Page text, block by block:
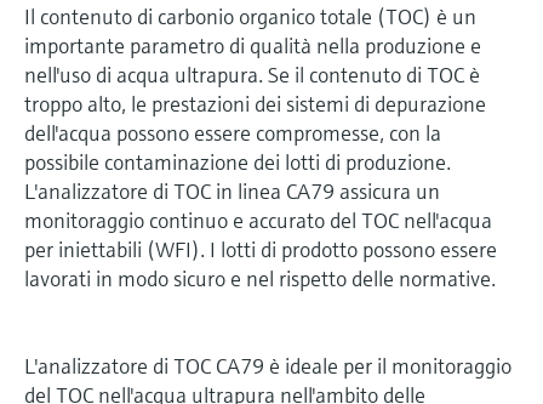
Il contenuto di carbonio organico totale (TOC) è un
importante parametro di qualità nella produzione e
nell'uso di acqua ultrapura. Se il contenuto di TOC è
troppo alto, le prestazioni dei sistemi di depurazione
dell'acqua possono essere compromesse, con la
possibile contaminazione dei lotti di produzione.
L'analizzatore di TOC in linea CA79 assicura un
monitoraggio continuo e accurato del TOC nell'acqua
per iniettabili (WFI). I lotti di prodotto possono essere
lavorati in modo sicuro e nel rispetto delle normative.
L'analizzatore di TOC CA79 è ideale per il monitoraggio
del TOC nell'acqua ultrapura nell'ambito delle